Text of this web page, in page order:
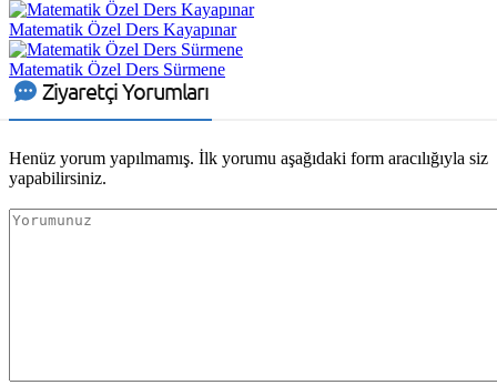
Matematik Özel Ders Kayapınar
Matematik Özel Ders Sürmene
Ziyaretçi Yorumları
Henüz yorum yapılmamış. İlk yorumu aşağıdaki form aracılığıyla siz
yapabilirsiniz.